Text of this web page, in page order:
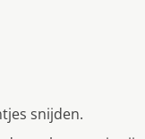
snijden.